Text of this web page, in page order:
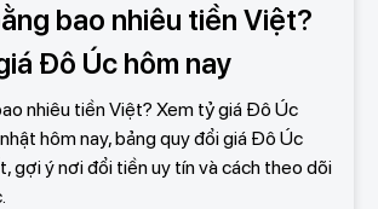
bao nhiêu tiền Việt?
Đô Úc hôm nay
nhiêu tiền Việt? Xem tỷ giá Đô Úc
hôm nay, bảng quy đổi giá Đô Úc
gợi ý nơi đổi tiền uy tín và cách theo dõi